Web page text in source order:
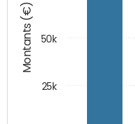
Montants (€)
25k
50k